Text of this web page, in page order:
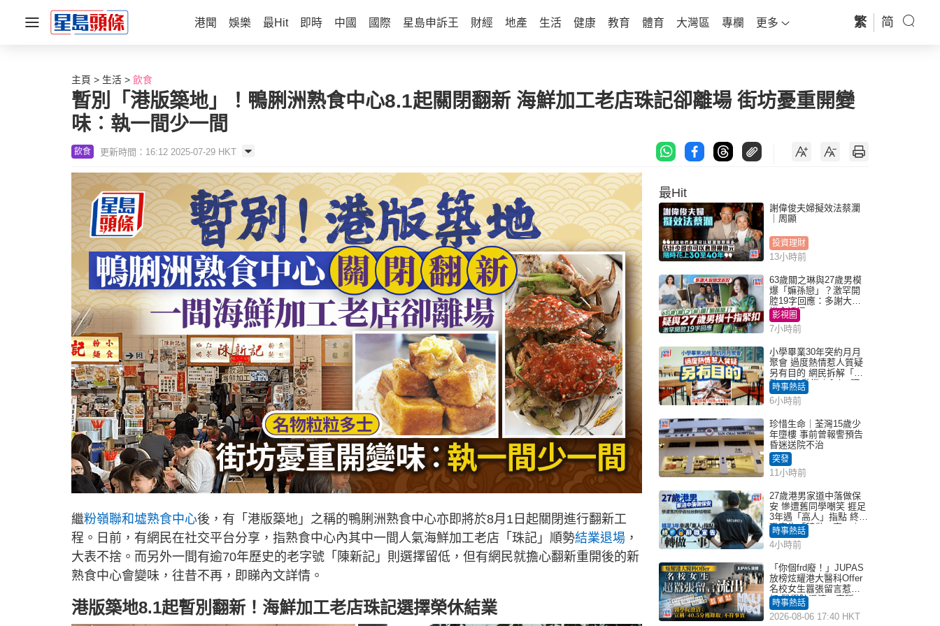
港聞 娛樂 最Hit 即時 中國 國際 星島申訴王 財經 地產 生活 健康 教育 體育 大灣區 專欄 更多 繁 简
主頁 生活 飲食
暫別「港版築地」！鴨脷洲熟食中心8.1起關閉翻新 海鮮加工老店珠記卻離場 街坊憂重開變
味︰執一間少一間
飲食 更新時間：16:12 2025-07-29 HKT
繼粉嶺聯和墟熟食中心後，有「港版築地」之稱的鴨脷洲熟食中心亦即將於8月1日起關閉進行翻新工
程。日前，有網民在社交平台分享，指熟食中心內其中一間人氣海鮮加工老店「珠記」順勢結業退場 ，
大表不捨。而另外一間有逾70年歷史的老字號「陳新記」則選擇留低，但有網民就擔心翻新重開後的新
熟食中心會變味，往昔不再，即睇內文詳情。
港版築地8.1起暫別翻新！海鮮加工老店珠記選擇榮休結業
最Hit
謝偉俊夫婦擬效法蔡瀾
｜周顯
投資理財
13小時前
63歲關之琳與27歲男模
爆「嫲孫戀」？激罕開
腔19字回應：多謝大家
掛念近況
影視圈
7小時前
小學畢業30年突約月月
聚會 過度熱情惹人質疑
另有目的 網民拆解「扮
熟」4大動機｜Juicy叮
時事熱話
6小時前
珍惜生命｜荃灣15歲少
年墮樓 事前曾報警預告
昏迷送院不治
突發
11小時前
27歲港男家道中落做保
安 慘遭舊同學嘲笑 捱足
3年遇「高人」指點 終辭
職宣告「轉做一事」｜
Juicy叮
時事熱話
4小時前
「你個frd廢！」JUPAS
放榜炫耀港大醫科Offer
名校女生囂張留言惹眾
怒 醫學院澄清：宣稱
「40.5分獲錄取」不符事
實｜Juicy叮
時事熱話
2026-08-06 17:40 HKT